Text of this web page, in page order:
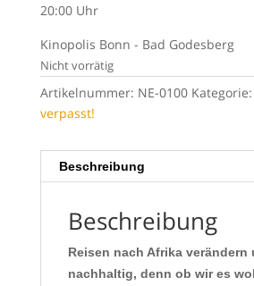
20:00 Uhr
Kinopolis Bonn - Bad Godesberg
Nicht vorrätig
Artikelnummer: NE-0100 Kategorie:
verpasst!
Beschreibung
Beschreibung
Reisen nach Afrika verändern
nachhaltig, denn ob wir es